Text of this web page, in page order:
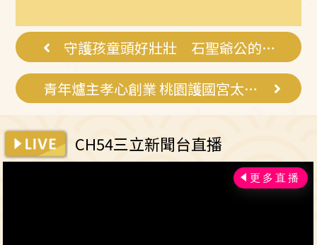
疑人生
囊，瘦出...
守護孩童頭好壯壯 石聖爺公的育兒妙招
青年爐主孝心創業 桃園護國宮太子佑成功
CH54三立新聞台直播